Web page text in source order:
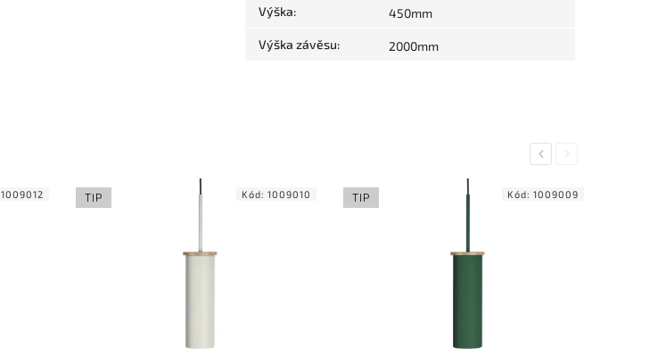
Výška: 450mm
Výška závěsu: 2000mm
Previous
1009012 TIP Kód: 1009010 TIP Kód: 1009009
Next